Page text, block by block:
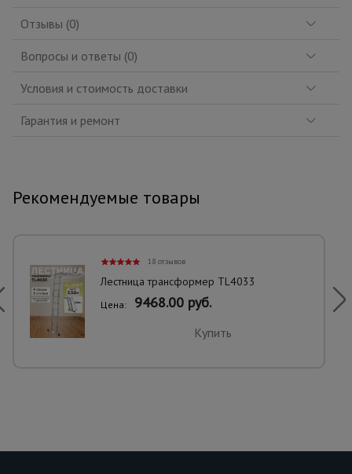
Отзывы (0)
Вопросы и ответы (0)
Условия и стоимость доставки
Гарантия и ремонт
Рекомендуемые товары
18 отзывов
Лестница трансформер TL4033
Цена: 9468.00 руб.
Купить